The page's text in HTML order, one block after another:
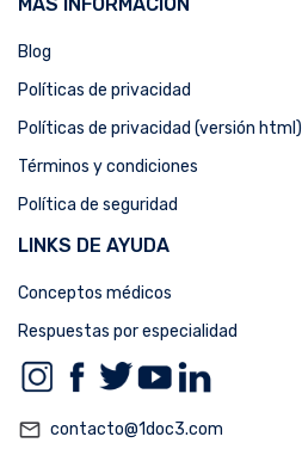
Blog
Políticas de privacidad
Políticas de privacidad (versión html)
Términos y condiciones
Política de seguridad
LINKS DE AYUDA
Conceptos médicos
Respuestas por especialidad
mail_outline contacto@1doc3.com